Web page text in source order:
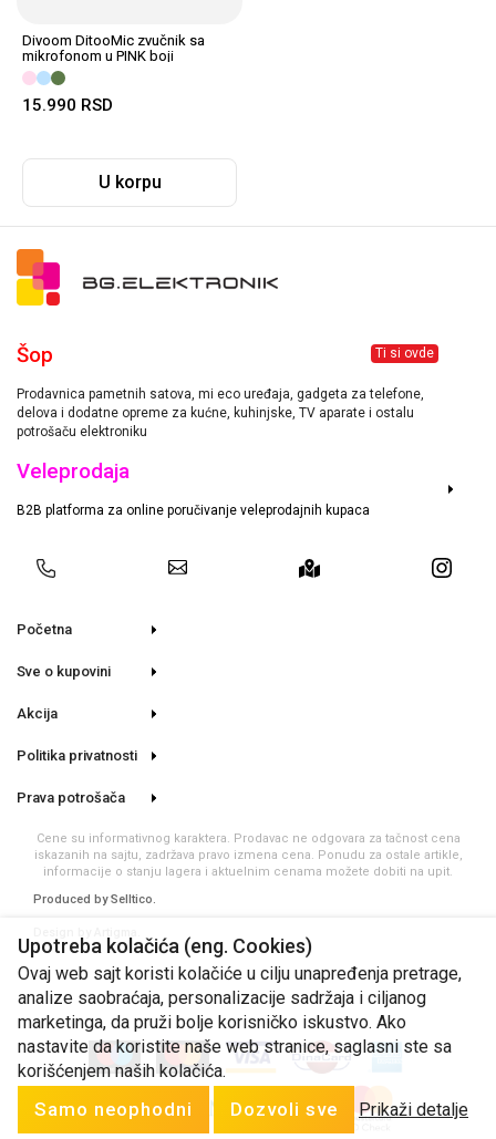
Divoom DitooMic zvučnik sa
mikrofonom u PINK boji
15.990 RSD
U korpu
Ti si ovde
Šop
Prodavnica pametnih satova, mi eco uređaja, gadgeta za telefone,
delova i dodatne opreme za kućne, kuhinjske, TV aparate i ostalu
potrošaču elektroniku
Veleprodaja
B2B platforma za online poručivanje veleprodajnih kupaca
Početna
Sve o kupovini
Akcija
Politika privatnosti
Prava potrošača
Cene su informativnog karaktera. Prodavac ne odgovara za tačnost cena
iskazanih na sajtu, zadržava pravo izmena cena. Ponudu za ostale artikle,
informacije o stanju lagera i aktuelnim cenama možete dobiti na upit.
Produced bySelltico.
Upotreba kolačića (eng. Cookies)
Ovaj web sajt koristi kolačiće u cilju unapređenja pretrage,
analize saobraćaja, personalizacije sadržaja i ciljanog
marketinga, da pruži bolje korisničko iskustvo. Ako
nastavite da koristite naše web stranice, saglasni ste sa
korišćenjem naših kolačića.
Samo neophodni Dozvoli sve Prikaži detalje